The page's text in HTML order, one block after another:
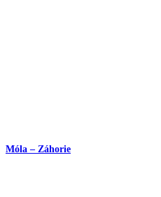
Móla – Záhorie